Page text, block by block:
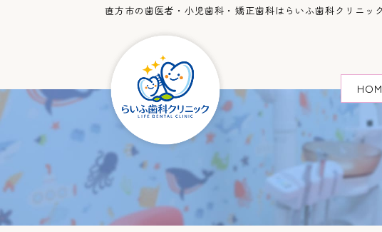
直方市の歯医者・小児歯科・矯正歯科はらいふ歯科クリニック